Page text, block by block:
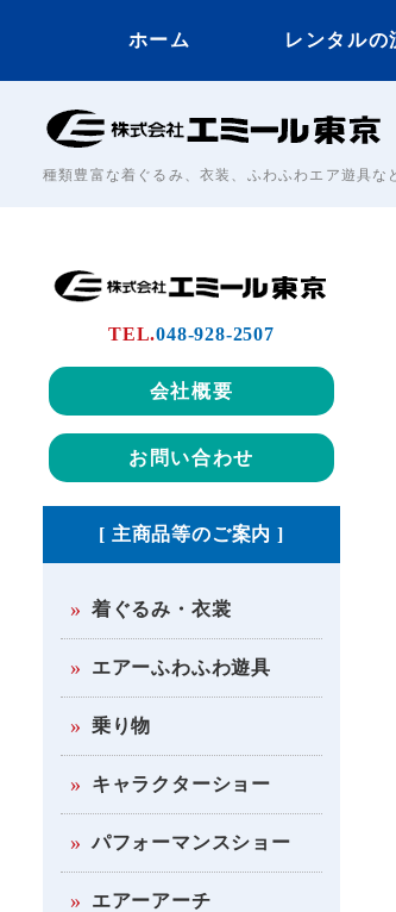
種類豊富な着ぐるみ、衣装、ふわふわエア遊具な
ホーム レンタルの
TEL.048-928-2507
会社概要
お問い合わせ
[ 主商品等のご案内 ]
着ぐるみ・衣裳
エアーふわふわ遊具
乗り物
キャラクターショー
パフォーマンスショー
エアーアーチ